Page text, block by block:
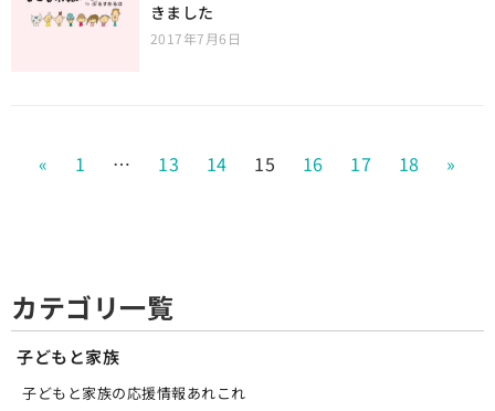
きました
2017年7月6日
« 1 … 13 14 15 16 17 18 »
カテゴリ一覧
子どもと家族
子どもと家族の応援情報あれこれ